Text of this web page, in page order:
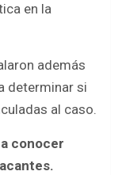
en la
además
determinar si
al caso.
conocer